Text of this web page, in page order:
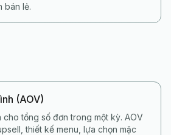
bán lẻ.
(AOV)
tổng số đơn trong một kỳ. AOV
thiết kế menu, lựa chọn mặc